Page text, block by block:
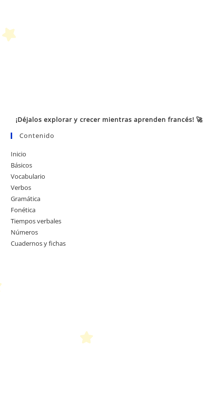
¡Déjalos explorar y crecer mientras aprenden francés! 🚀
Contenido
Inicio
Básicos
Vocabulario
Verbos
Gramática
Fonética
Tiempos verbales
Números
Cuadernos y fichas